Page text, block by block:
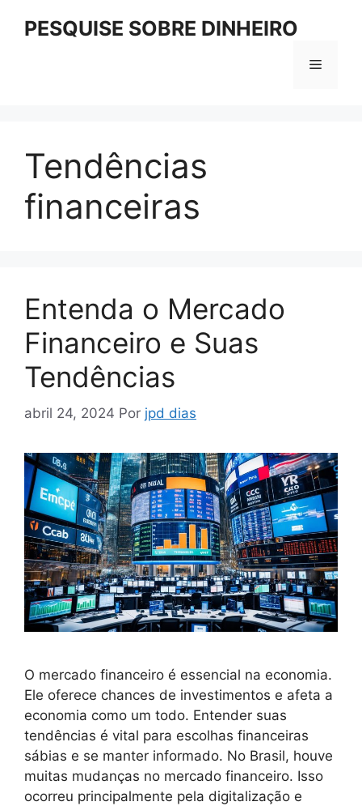
PESQUISE SOBRE DINHEIRO
Menu
Tendências
financeiras
Entenda o Mercado
Financeiro e Suas
Tendências
abril 24, 2024 Por jpd dias
O mercado financeiro é essencial na economia.
Ele oferece chances de investimentos e afeta a
economia como um todo. Entender suas
tendências é vital para escolhas financeiras
sábias e se manter informado. No Brasil, houve
muitas mudanças no mercado financeiro. Isso
ocorreu principalmente pela digitalização e